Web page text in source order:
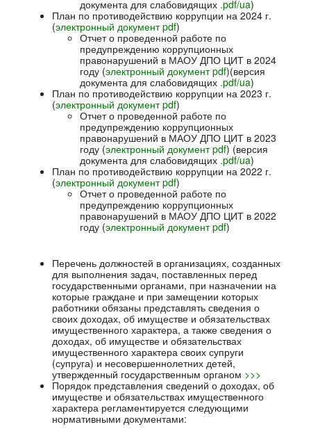
документа для слабовидящих .pdf/ua)
План по противодействию коррупции на 2024 г.
(электронный документ pdf)
Отчет о проведенной работе по
предупреждению коррупционных
правонарушений в МАОУ ДПО ЦИТ в 2024
году (электронный документ pdf)(версия
документа для слабовидящих .pdf/ua)
План по противодействию коррупции на 2023 г.
(электронный документ pdf)
Отчет о проведенной работе по
предупреждению коррупционных
правонарушений в МАОУ ДПО ЦИТ в 2023
году (электронный документ pdf) (версия
документа для слабовидящих .pdf/ua)
План по противодействию коррупции на 2022 г.
(электронный документ pdf)
Отчет о проведенной работе по
предупреждению коррупционных
правонарушений в МАОУ ДПО ЦИТ в 2022
году (электронный документ pdf)
Перечень должностей в организациях, созданных
для выполнения задач, поставленных перед
государственными органами, при назначении на
которые граждане и при замещении которых
работники обязаны представлять сведения о
своих доходах, об имуществе и обязательствах
имущественного характера, а также сведения о
доходах, об имуществе и обязательствах
имущественного характера своих супруги
(супруга) и несовершеннолетних детей,
утвержденный государственным органом >>>
Порядок представления сведений о доходах, об
имуществе и обязательствах имущественного
характера регламентируется следующими
нормативными документами: